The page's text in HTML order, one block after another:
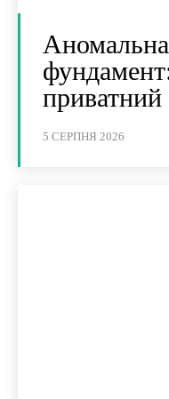
5 СЕРПНЯ 2026